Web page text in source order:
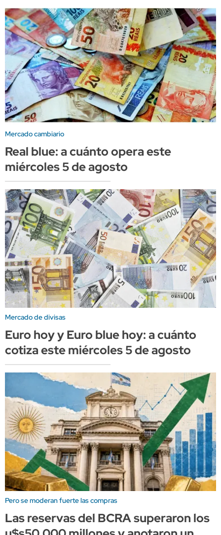
Mercado cambiario
Real blue: a cuánto opera este
miércoles 5 de agosto
Mercado de divisas
Euro hoy y Euro blue hoy: a cuánto
cotiza este miércoles 5 de agosto
Pero se moderan fuerte las compras
Las reservas del BCRA superaron los